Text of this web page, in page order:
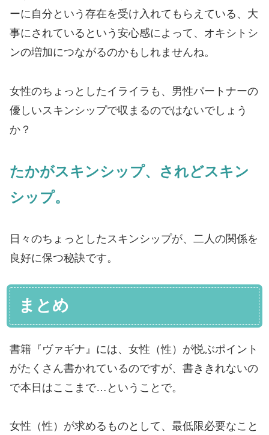
ーに自分という存在を受け入れてもらえている、大
事にされているという安心感によって、オキシトシ
ンの増加につながるのかもしれませんね。
女性のちょっとしたイライラも、男性パートナーの
優しいスキンシップで収まるのではないでしょう
か？
たかがスキンシップ、されどスキン
シップ。
日々のちょっとしたスキンシップが、二人の関係を
良好に保つ秘訣です。
まとめ
書籍『ヴァギナ』には、女性（性）が悦ぶポイント
がたくさん書かれているのですが、書ききれないの
で本日はここまで…ということで。
女性（性）が求めるものとして、最低限必要なこと